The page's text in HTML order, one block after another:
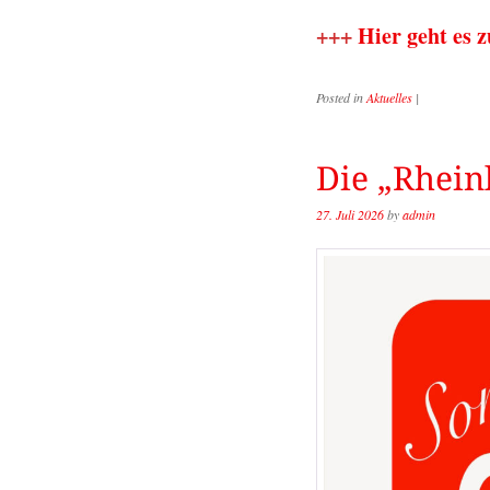
+++Hier geht es
Posted inAktuelles |
Die
27. Juli 2026byadmin